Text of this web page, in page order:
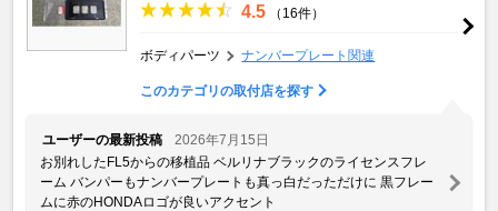
4.5 （16件）
ボディパーツ ナンバープレート関連
このカテゴリの取付店を探す
ユーザーの最新投稿
2026年7月15日
お別れしたFL5からの移植品 ベルリナブラックのライセンスフレ
ーム バンパーもナンバープレートも真っ白だっただけに 黒フレー
ムに赤のHONDAロゴが良いアクセント